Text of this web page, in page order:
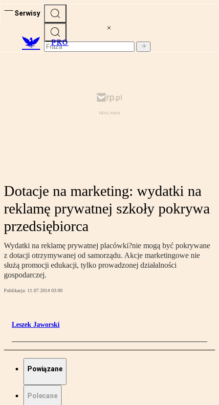
Serwisy
PRO
Dotacje na marketing: wydatki na
reklamę prywatnej szkoły pokrywa
przedsiębiorca
Wydatki na reklamę prywatnej placówki?nie mogą być pokrywane
z dotacji otrzymywanej od samorządu. Akcje marketingowe nie
służą promocji edukacji, tylko prowadzonej działalności
gospodarczej.
Publikacja: 11.07.2014 03:00
Leszek Jaworski
Powiązane
Polecane